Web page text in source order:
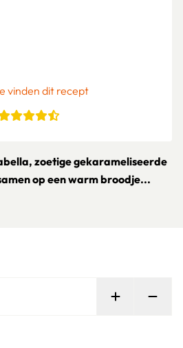
vinden dit recept
zoetige gekarameliseerde
op een warm broodje...
Persoon